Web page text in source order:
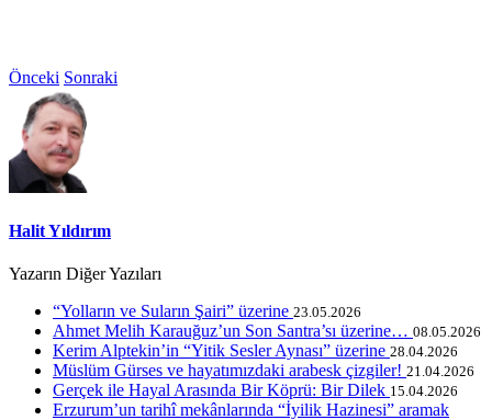
Önceki Sonraki
Halit Yıldırım
Yazarın Diğer Yazıları
“Yolların ve Suların Şairi” üzerine 23.05.2026
Ahmet Melih Karauğuz’un Son Santra’sı üzerine… 08.05.2026
Kerim Alptekin’in “Yitik Sesler Aynası” üzerine 28.04.2026
Müslüm Gürses ve hayatımızdaki arabesk çizgiler! 21.04.2026
Gerçek ile Hayal Arasında Bir Köprü: Bir Dilek 15.04.2026
Erzurum’un tarihî mekânlarında “İyilik Hazinesi” aramak